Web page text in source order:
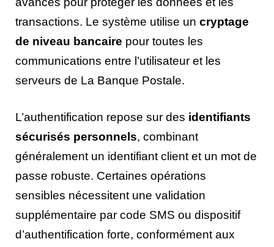
transactions. Le système utilise un cryptage
de niveau bancaire pour toutes les
communications entre l’utilisateur et les
serveurs de La Banque Postale.
L’authentification repose sur des identifiants
sécurisés personnels, combinant
généralement un identifiant client et un mot de
passe robuste. Certaines opérations
sensibles nécessitent une validation
supplémentaire par code SMS ou dispositif
d’authentification forte, conformément aux